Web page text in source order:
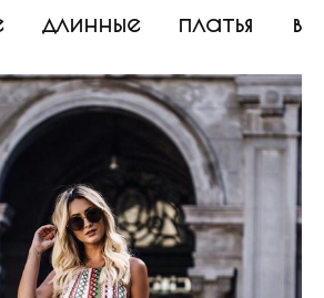
длинные платья в